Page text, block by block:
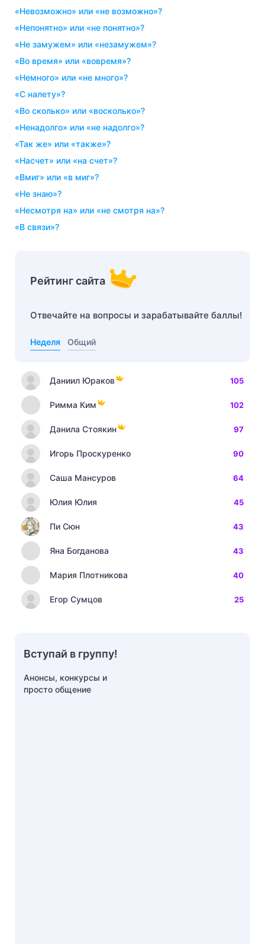
«невозможно» или «не возможно»?
«непонятно» или «не понятно»?
«не замужем» или «незамужем»?
«во время» или «вовремя»?
«немного» или «не много»?
«с налету»?
«во сколько» или «восколько»?
«ненадолго» или «не надолго»?
«так же» или «также»?
«насчет» или «на счет»?
«вмиг» или «в миг»?
«не знаю»?
«несмотря на» или «не смотря на»?
«в связи»?
Рейтинг сайта
Отвечайте на вопросы и зарабатывайте баллы!
Неделя Общий
Даниил Юраков 105
Римма Ким 102
Данила Стоякин 97
Игорь Проскуренко 90
Саша Мансуров 64
Юлия Юлия 45
Пи Сюн 43
Яна Богданова 43
Мария Плотникова 40
Егор Сумцов 25
Вступай в группу!
Анонсы, конкурсы и
просто общение